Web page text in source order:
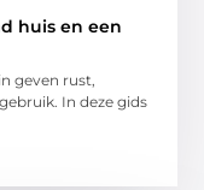
huis en een
geven rust,
In deze gids